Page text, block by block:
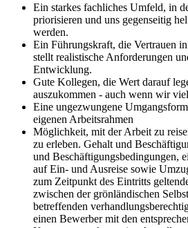
Ein starkes fachliches Umfeld, in
priorisieren und uns gegenseitig
werden.
Ein Führungskraft, die Vertrauen
stellt realistische Anforderungen
Entwicklung.
Gute Kollegen, die Wert darauf
auszukommen - auch wenn wir
Eine ungezwungene
eigenen Arbeitsrahmen
Möglichkeit, mit der Arbeit zu
zu erleben. Gehalt und
und Beschäftigungsbedingungen,
auf Ein- und Ausreise sowie
zum Zeitpunkt des Eintritts
zwischen der grönländischen
betreffenden
einen Bewerber mit den